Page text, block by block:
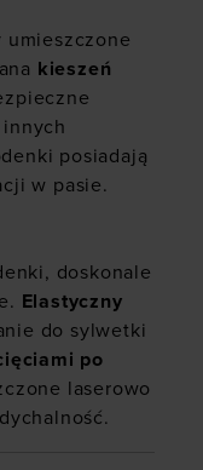
umieszczone
kieszeń
posiadają
w pasie.
doskonale
Elastyczny
do sylwetki
po
laserowo